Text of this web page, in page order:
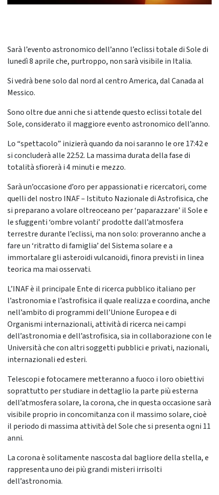
Sarà l’evento astronomico dell’anno l’eclissi totale di Sole di
lunedì 8 aprile che, purtroppo, non sarà visibile in Italia.
Si vedrà bene solo dal nord al centro America, dal Canada al
Messico.
Sono oltre due anni che si attende questo eclissi totale del
Sole, considerato il maggiore evento astronomico dell’anno.
Lo “spettacolo” inizierà quando da noi saranno le ore 17:42 e
si concluderà alle 22:52. La massima durata della fase di
totalità sfiorerà i 4 minuti e mezzo.
Sarà un’occasione d’oro per appassionati e ricercatori, come
quelli del nostro INAF – Istituto Nazionale di Astrofisica, che
si preparano a volare oltreoceano per ‘paparazzare’ il Sole e
le sfuggenti ‘ombre volanti’ prodotte dall’atmosfera
terrestre durante l’eclissi, ma non solo: proveranno anche a
fare un ‘ritratto di famiglia’ del Sistema solare e a
immortalare gli asteroidi vulcanoidi, finora previsti in linea
teorica ma mai osservati.
L’INAF è il principale Ente di ricerca pubblico italiano per
l’astronomia e l’astrofisica il quale realizza e coordina, anche
nell’ambito di programmi dell’Unione Europea e di
Organismi internazionali, attività di ricerca nei campi
dell’astronomia e dell’astrofisica, sia in collaborazione con le
Università che con altri soggetti pubblici e privati, nazionali,
internazionali ed esteri.
Telescopi e fotocamere metteranno a fuoco i loro obiettivi
soprattutto per studiare in dettaglio la parte più esterna
dell’atmosfera solare, la corona, che in questa occasione sarà
visibile proprio in concomitanza con il massimo solare, cioè
il periodo di massima attività del Sole che si presenta ogni 11
anni.
La corona è solitamente nascosta dal bagliore della stella, e
rappresenta uno dei più grandi misteri irrisolti
dell’astronomia.